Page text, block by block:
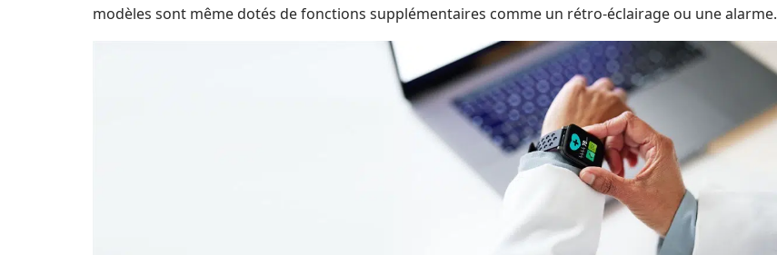
modèles sont même dotés de fonctions supplémentaires comme un rétro-éclairage ou une alarme.